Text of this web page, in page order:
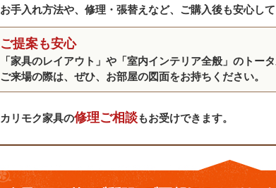
お手入れ方法や、修理・張替えなど、ご購入後も安心して
ご提案も安心
「家具のレイアウト」や「室内インテリア全般」のトー
ご来場の際は、ぜひ、お部屋の図面をお持ちください。
カリモク家具の修理ご相談もお受けできます。